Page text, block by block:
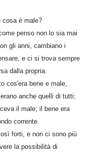
cosa è male?
penso non lo sia mai
gli anni, cambiano i
e ci si trova sempre
dalla propria.
cos'era bene e male,
anche quelli di tutti;
il male; il bene era
corrente.
forti, e non ci sono più
la possibilità di